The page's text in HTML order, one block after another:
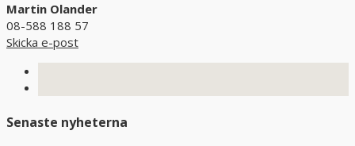
Martin Olander
08-588 188 57
Skicka e-post
Senaste nyheterna